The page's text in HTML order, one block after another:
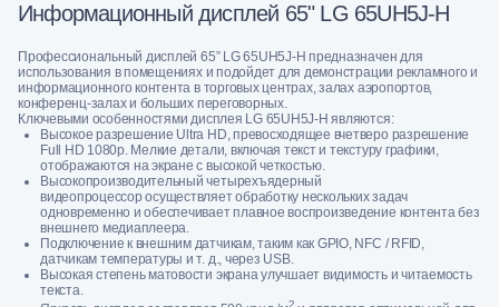
Информационный дисплей 65" LG 65UH5J-H
Профессиональный дисплей 65” LG 65UH5J-H предназначен для
использования в помещениях и подойдет для демонстрации рекламного и
информационного контента в торговых центрах, залах аэропортов,
конференц-залах и больших переговорных.
Ключевыми особенностями дисплея LG 65UH5J-H являются:
Высокое разрешение Ultra HD, превосходящее вчетверо разрешение
Full HD 1080p. Мелкие детали, включая текст и текстуру графики,
отображаются на экране с высокой четкостью.
Высокопроизводительный четырехъядерный
видеопроцессор осуществляет обработку нескольких задач
одновременно и обеспечивает плавное воспроизведение контента без
внешнего медиаплеера.
Подключение к внешним датчикам, таким как GPIO, NFC / RFID,
датчикам температуры и т. д., через USB.
Высокая степень матовости экрана улучшает видимость и читаемость
текста.
2